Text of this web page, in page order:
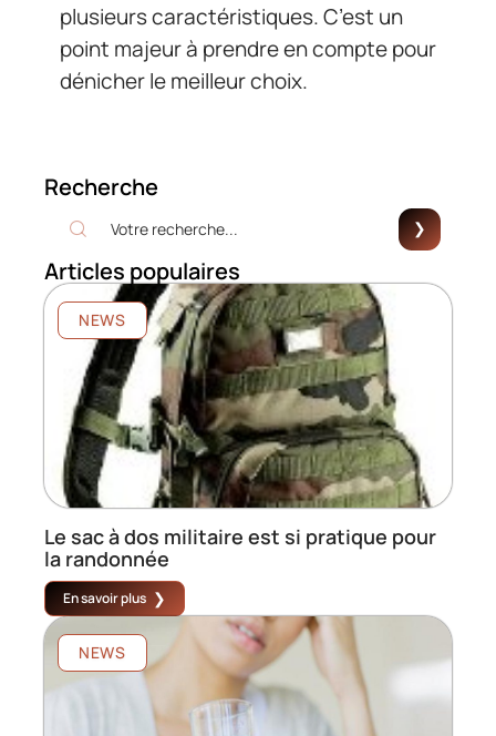
plusieurs caractéristiques. C’est un
point majeur à prendre en compte pour
dénicher le meilleur choix.
Recherche
Articles populaires
NEWS
Le sac à dos militaire est si pratique pour
la randonnée
En savoir plus
NEWS